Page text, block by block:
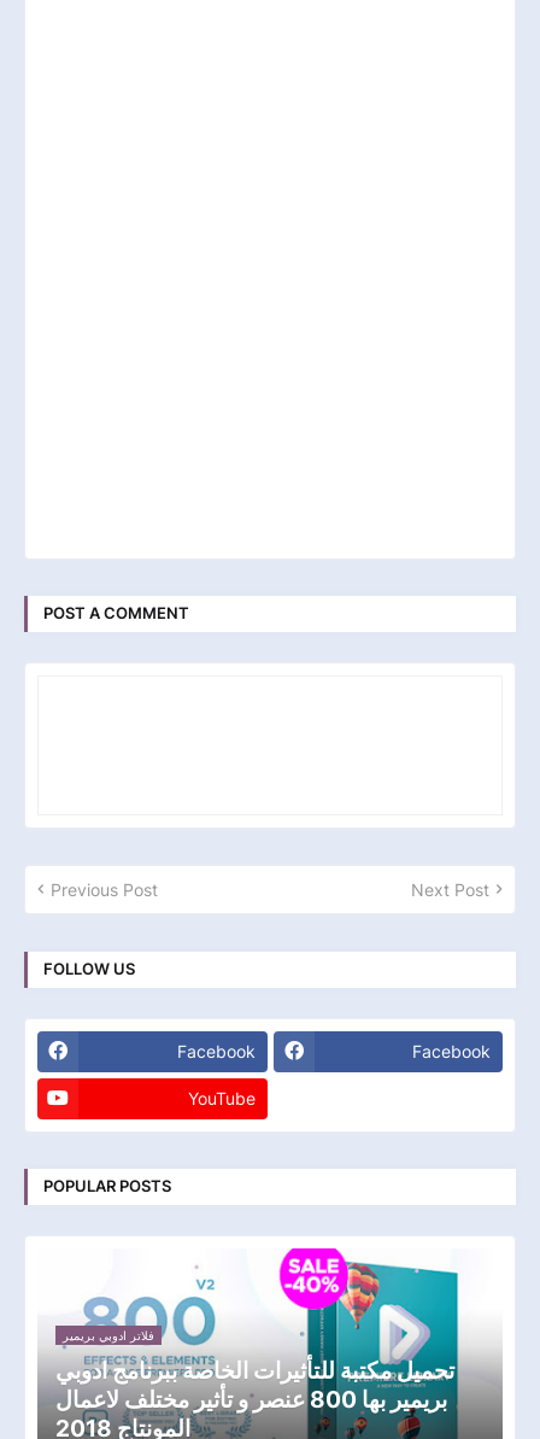
POST A COMMENT
Previous Post Next Post
FOLLOW US
Facebook Facebook
YouTube
POPULAR POSTS
فلاتر ادوبي بريمير
تحميل مكتبة للتأثيرات الخاصة ببرنامج ادوبي
بريمير بها 800 عنصر و تأثير مختلف لاعمال
المونتاج 2018